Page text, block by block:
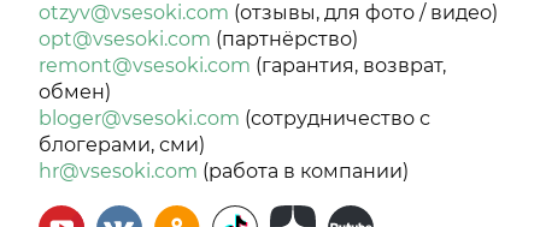
otzyv@vsesoki.com (отзывы, для фото / видео)
opt@vsesoki.com (партнёрство)
remont@vsesoki.com (гарантия, возврат,
обмен)
bloger@vsesoki.com (сотрудничество с
блогерами, сми)
hr@vsesoki.com (работа в компании)